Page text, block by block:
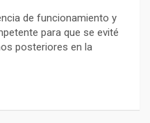
de funcionamiento y
para que se evité
posteriores en la